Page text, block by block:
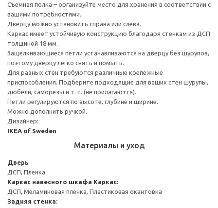
Съемная полка – организуйте место для хранения в соответствии с
вашими потребностями.
Дверцу можно установить справа или слева.
Каркас имеет устойчивую конструкцию благодаря стенкам из ДСП
толщиной 18 мм.
Защелкивающиеся петли устанавливаются на дверцу без шурупов,
поэтому дверцу легко снять и помыть.
Для разных стен требуются различные крепежные
приспособления. Подберите подходящие для ваших стен шурупы,
дюбели, саморезы и т. п. (не прилагаются).
Петли регулируются по высоте, глубине и ширине.
Можно дополнить ручкой.
Дизайнер:
IKEA of Sweden
Материалы и уход
Дверь
ДСП, Пленка
Каркас навесного шкафа Каркас:
ДСП, Меламиновая пленка, Пластиковая окантовка
Задняя стенка: